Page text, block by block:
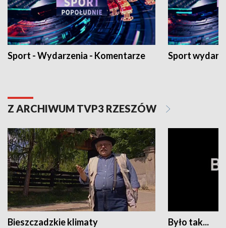
Sport - Wydarzenia - Komentarze Sport
Z ARCHIWUM TVP3 RZESZÓW
Bieszczadzkie klimaty Było tak...